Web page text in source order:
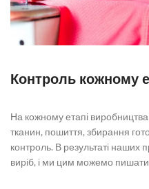
Контроль кожному
На кожному етапі виробництва
тканин, пошиття, збирання
контроль. В результаті наших
виріб, і ми цим можемо